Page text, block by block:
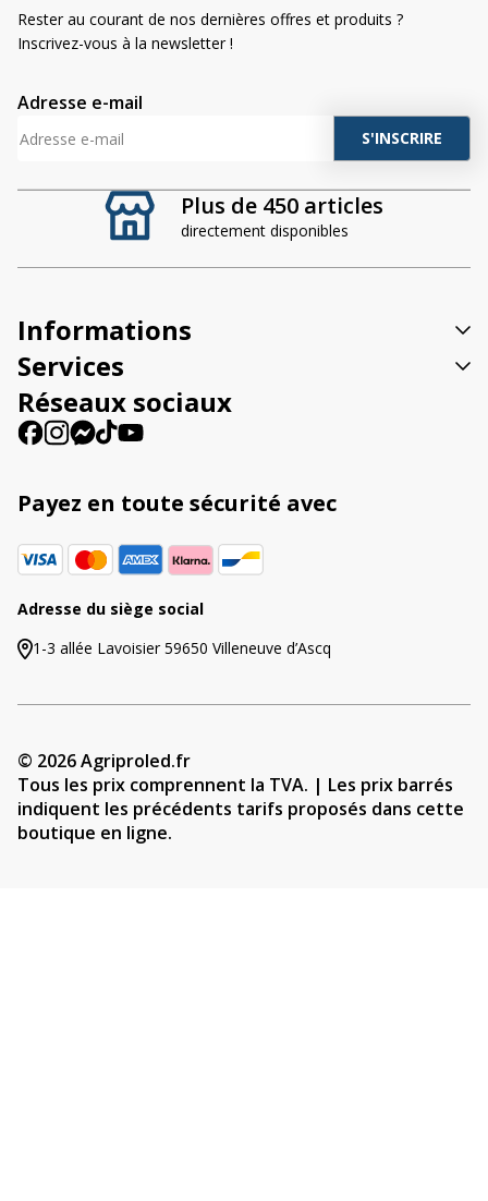
Plus de 450 articles
directement disponibles
Rester au courant de nos dernières offres et produits ?
Inscrivez-vous à la newsletter !
Adresse e-mail
A
t
v
e
Informations
Services
Réseaux sociaux
Payez en toute sécurité avec
Adresse du siège social
1-3 allée Lavoisier 59650 Villeneuve d’Ascq
© 2026 Agriproled.fr
Tous les prix comprennent la TVA. | Les prix barrés
indiquent les précédents tarifs proposés dans cette
boutique en ligne.